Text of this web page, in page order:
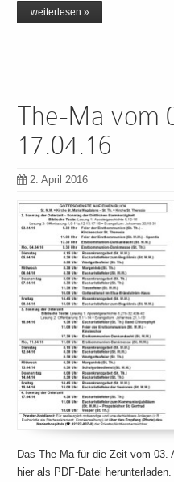
weiterlesen »
The-Ma vom
17.04.16
2. April 2016
Das The-Ma für die Zeit vom 03.
hier als PDF-Datei